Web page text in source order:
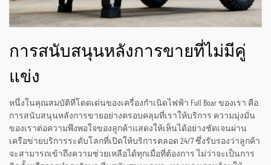
การสนับสนุนหลังการขายที่ไม่มีคู่
แข่ง
หนึ่งในคุณสมบัติที่โดดเด่นของเครื่องกำเนิดไฟฟ้า Full Boar ของเรา คือ
การสนับสนุนหลังการขายอย่างครอบคลุมที่เราให้บริการ ความมุ่งมั่น
ของเราต่อความพึงพอใจของลูกค้าแสดงให้เห็นได้อย่างชัดเจนผ่าน
เครือข่ายบริการระดับโลกที่เปิดให้บริการตลอด 24/7 ซึ่งรับรองว่าลูกค้า
จะสามารถเข้าถึงความช่วยเหลือได้ทุกเมื่อที่ต้องการ ไม่ว่าจะเป็นการ